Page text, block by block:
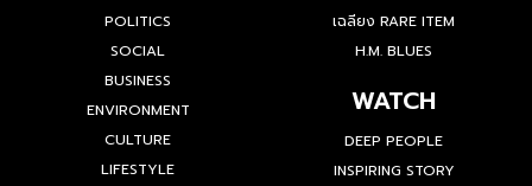
POLITICS
SOCIAL
BUSINESS
ENVIRONMENT
CULTURE
LIFESTYLE
เฉลียง RARE ITEM
H.M. BLUES
WATCH
DEEP PEOPLE
INSPIRING STORY